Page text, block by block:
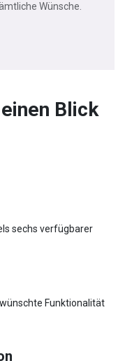
Wünsche.
Blick
sechs verfügbarer
Funktionalität